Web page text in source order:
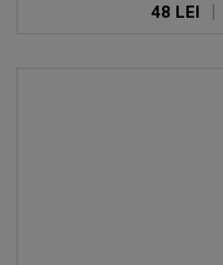
48 LEI